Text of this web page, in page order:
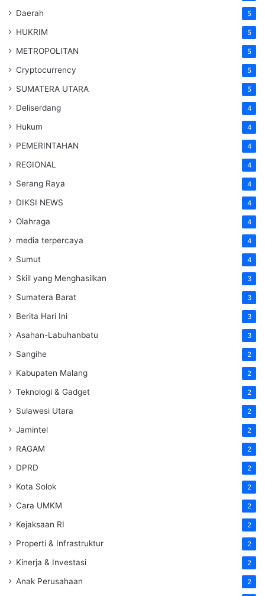
Daerah 5
HUKRIM 5
METROPOLITAN 5
Cryptocurrency 5
SUMATERA UTARA 5
Deliserdang 4
Hukum 4
PEMERINTAHAN 4
REGIONAL 4
Serang Raya 4
DIKSI NEWS 4
Olahraga 4
media terpercaya 4
Sumut 4
Skill yang Menghasilkan 3
Sumatera Barat 3
Berita Hari Ini 3
Asahan-Labuhanbatu 3
Sangihe 2
Kabupaten Malang 2
Teknologi & Gadget 2
Sulawesi Utara 2
Jamintel 2
RAGAM 2
DPRD 2
Kota Solok 2
Cara UMKM 2
Kejaksaan RI 2
Properti & Infrastruktur 2
Kinerja & Investasi 2
Anak Perusahaan 2